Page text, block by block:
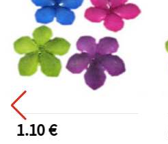
1.10 €